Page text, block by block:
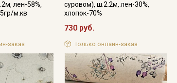
лен-58%,
м.кв
заказ
суровом), ш.2.2м, лен-30%,
хлопок-70%
730 руб.
Только онлайн-заказ